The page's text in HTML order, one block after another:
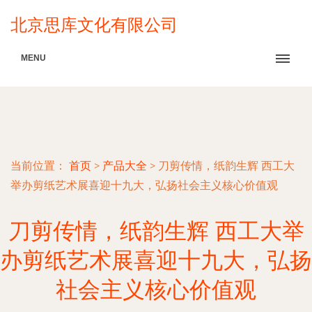
北京思库文化有限公司
MENU
当前位置： 首页 > 产品大全 > 刀剪传情，纸韵生辉 西工大
举办剪纸艺术展喜迎十九大，弘扬社会主义核心价值观
刀剪传情，纸韵生辉 西工大举
办剪纸艺术展喜迎十九大，弘扬
社会主义核心价值观